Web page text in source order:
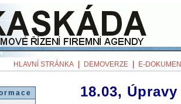
HLAVNÍ STRÁNKA DEMOVERZE E-
18.03,